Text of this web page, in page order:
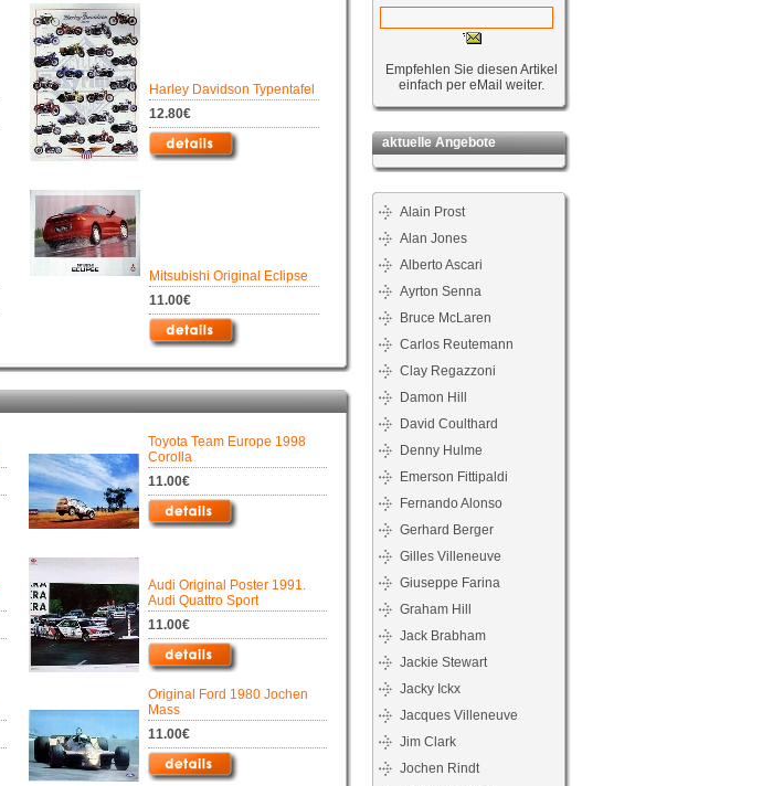
Harley Davidson Typentafel
12.80€
Mitsubishi Original Eclipse
11.00€
Toyota Team Europe 1998
Corolla
11.00€
Audi Original Poster 1991.
Audi Quattro Sport
11.00€
Original Ford 1980 Jochen
Mass
11.00€
Empfehlen Sie diesen Artikel
einfach per eMail weiter.
aktuelle Angebote
Alain Prost
Alan Jones
Alberto Ascari
Ayrton Senna
Bruce McLaren
Carlos Reutemann
Clay Regazzoni
Damon Hill
David Coulthard
Denny Hulme
Emerson Fittipaldi
Fernando Alonso
Gerhard Berger
Gilles Villeneuve
Giuseppe Farina
Graham Hill
Jack Brabham
Jackie Stewart
Jacky Ickx
Jacques Villeneuve
Jim Clark
Jochen Rindt